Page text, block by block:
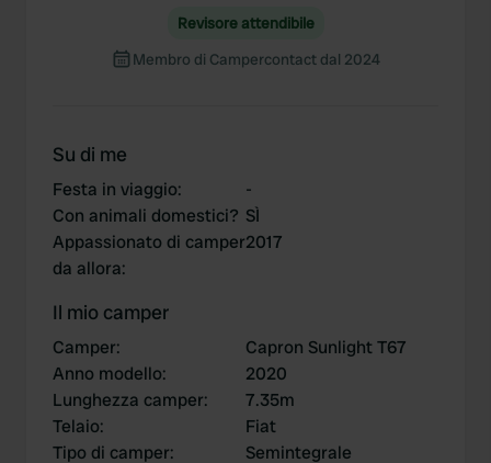
Revisore attendibile
Membro di Campercontact dal 2024
Su di me
Festa in viaggio:
-
Con animali domestici? SÌ
Appassionato di camper
da allora:
2017
Il mio camper
Camper:
Capron Sunlight T67
Anno modello:
2020
Lunghezza camper:
7.35m
Telaio:
Fiat
Tipo di camper:
Semintegrale